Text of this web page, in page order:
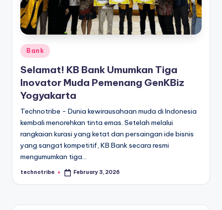
m
In
d
o
n
si
a
A
k
t
u
ekonomi
Indonesia
secara
cepat,
akurat,
dan
terpercaya.
Posted
in
Bank
Selamat! KB Bank Umumkan Tiga
Inovator Muda Pemenang GenKBiz
Yogyakarta
Technotribe - Dunia kewirausahaan muda di Indonesia
kembali menorehkan tinta emas. Setelah melalui
rangkaian kurasi yang ketat dan persaingan ide bisnis
yang sangat kompetitif, KB Bank secara resmi
mengumumkan tiga…
Posted
technotribe February 3, 2026